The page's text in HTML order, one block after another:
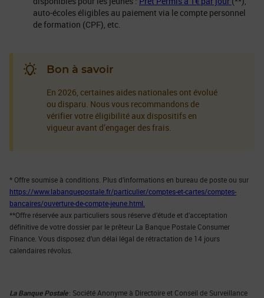
auto-écoles éligibles au paiement via le compte personnel
de formation (CPF), etc.
Bon à savoir
En 2026, certaines aides nationales ont évolué
ou disparu. Nous vous recommandons de
vérifier votre éligibilité aux dispositifs en
vigueur avant d’engager des frais.
* Offre soumise à conditions. Plus d’informations en bureau de poste ou sur
https://www.labanquepostale.fr/particulier/comptes-et-cartes/comptes-
bancaires/ouverture-de-compte-jeune.html.
**Offre réservée aux particuliers sous réserve d’étude et d’acceptation
définitive de votre dossier par le prêteur La Banque Postale Consumer
Finance. Vous disposez d’un délai légal de rétractation de 14 jours
calendaires révolus.
La Banque Postale: Société Anonyme à Directoire et Conseil de Surveillance